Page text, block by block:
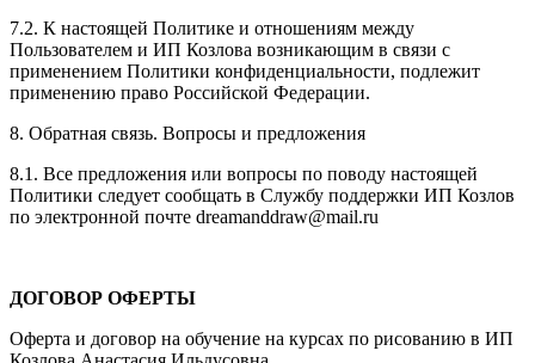
7.2. К настоящей Политике и отношениям между
Пользователем и ИП Козлова возникающим в связи с
применением Политики конфиденциальности, подлежит
применению право Российской Федерации.
8. Обратная связь. Вопросы и предложения
8.1. Все предложения или вопросы по поводу настоящей
Политики следует сообщать в Службу поддержки ИП Козлов
по электронной почте dreamanddraw@mail.ru
ДОГОВОР ОФЕРТЫ
Оферта и договор на обучение на курсах по рисованию в ИП